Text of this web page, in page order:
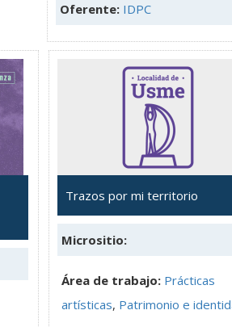
Oferente: IDPC
Trazos por mi territorio
Micrositio:
Área de trabajo: Prácticas
artísticas, Patrimonio e